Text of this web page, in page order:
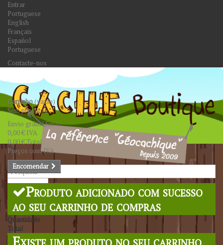
Entrar
Portuguese
English
Français
Español
Portuguese
Contacte-nos
Pesquisar
Carrinho(vazio)
Sem produtos
Envio grátis!Envio
0,00 € IVA
0,00 €Total
Preços com IVA
Encomendar
Produto adicionado com sucesso
ao seu carrinho de compras
Quantidade
Total